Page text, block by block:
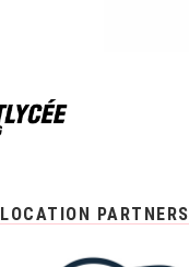
LOCATION PARTNERS